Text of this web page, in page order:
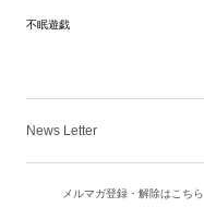
不眠遊戯
News Letter
メルマガ登録・解除はこちら